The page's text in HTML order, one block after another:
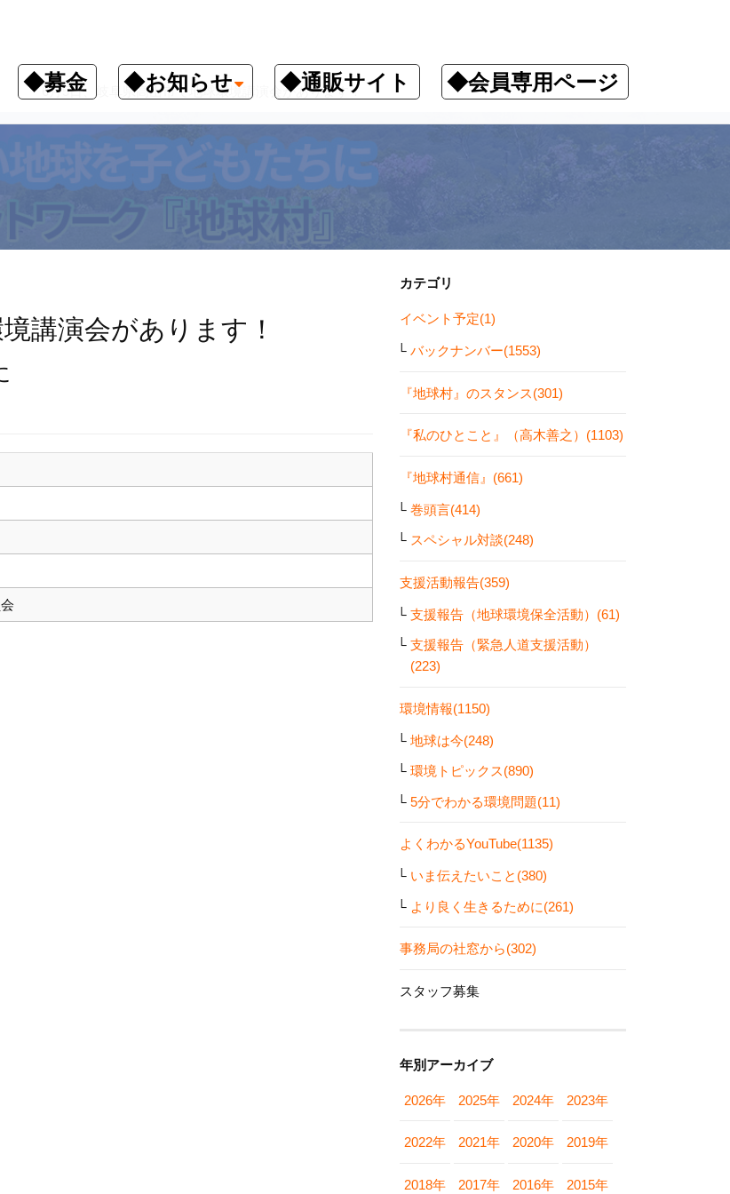
◆募金 ◆お知らせ ◆通販サイト ◆会員専用ページ
6月5日、岐阜県高山市で地球環境講演会があります！
講演会があります！
カテゴリ
イベント予定(1)
バックナンバー(1553)
『地球村』のスタンス(301)
『私のひとこと』（高木善之）(1103)
『地球村通信』(661)
巻頭言(414)
スペシャル対談(248)
支援活動報告(359)
支援報告（地球環境保全活動）(61)
支援報告（緊急人道支援活動）
(223)
環境情報(1150)
地球は今(248)
環境トピックス(890)
5分でわかる環境問題(11)
よくわかるYouTube(1135)
いま伝えたいこと(380)
より良く生きるために(261)
事務局の社窓から(302)
スタッフ募集
年別アーカイブ
2026年 2025年 2024年 2023年
2022年 2021年 2020年 2019年
2018年 2017年 2016年 2015年